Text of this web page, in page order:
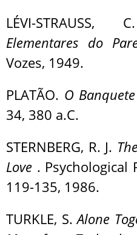
LÉVI-
Elementares do
Vozes, 1949.
PLATÃO. O Banquete
34, 380 a.C.
STERNBERG, R. J.
Love . Psychological
119-135, 1986.
TURKLE, S.Alone